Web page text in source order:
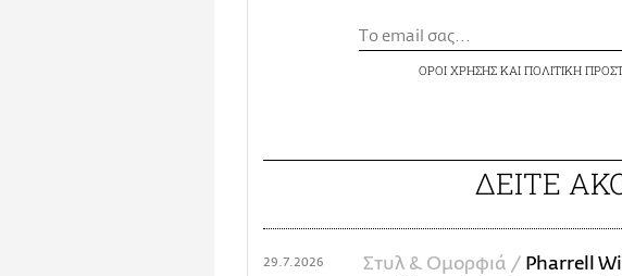
ΟΡΟΙ ΧΡΗΣΗΣΚΑΙ ΠΟΛΙΤΙΚΗ
ΔΕΙΤΕ
Στυλ & Ομορφιά / Pharrell
29.7.2026